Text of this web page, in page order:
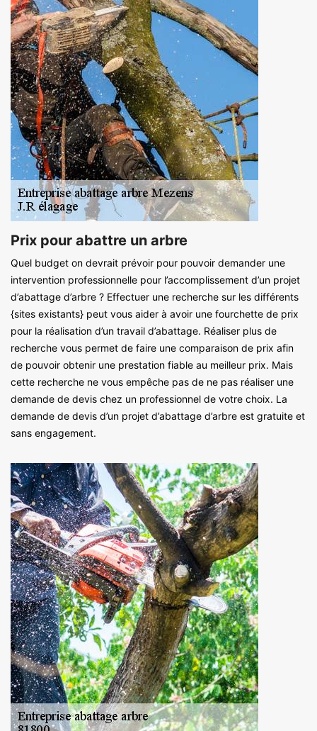
Prix pour abattre un arbre
Quel budget on devrait prévoir pour pouvoir demander une
intervention professionnelle pour l’accomplissement d’un projet
d’abattage d’arbre ? Effectuer une recherche sur les différents
{sites existants} peut vous aider à avoir une fourchette de prix
pour la réalisation d’un travail d’abattage. Réaliser plus de
recherche vous permet de faire une comparaison de prix afin
de pouvoir obtenir une prestation fiable au meilleur prix. Mais
cette recherche ne vous empêche pas de ne pas réaliser une
demande de devis chez un professionnel de votre choix. La
demande de devis d’un projet d’abattage d’arbre est gratuite et
sans engagement.